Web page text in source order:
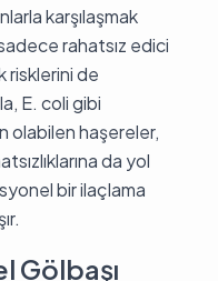
karşılaşmak
rahatsız edici
risklerini de
E. coli gibi
olabilen haşereler,
da yol
bir ilaçlama
Gölbaşı